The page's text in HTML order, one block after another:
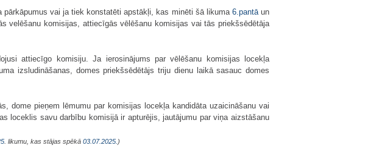
vai ja tiek konstatēti apstākļi, kas minēti šā likuma 6.pantāun
velēšanu komisijas, attiecīgās vēlēšanu komisijas vai tās priekšsēdētāja
attiecīgo komisiju. Ja ierosinājums par vēlēšanu komisijas locekļa
izsludināšanas, domes priekšsēdētājs triju dienu laikā sasauc domes
dome pieņem lēmumu par komisijas locekļa kandidāta uzaicināšanu vai
loceklis savu darbību komisijā ir apturējis, jautājumu par viņa aizstāšanu
. likumu, kas stājas spēkā 03.07.2025. )